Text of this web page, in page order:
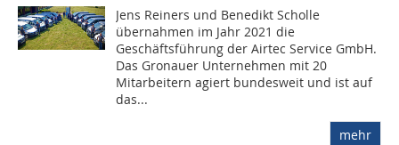
Jens Reiners und Benedikt Scholle
übernahmen im Jahr 2021 die
Geschäftsführung der Airtec Service GmbH.
Das Gronauer Unternehmen mit 20
Mitarbeitern agiert bundesweit und ist auf
das...
mehr